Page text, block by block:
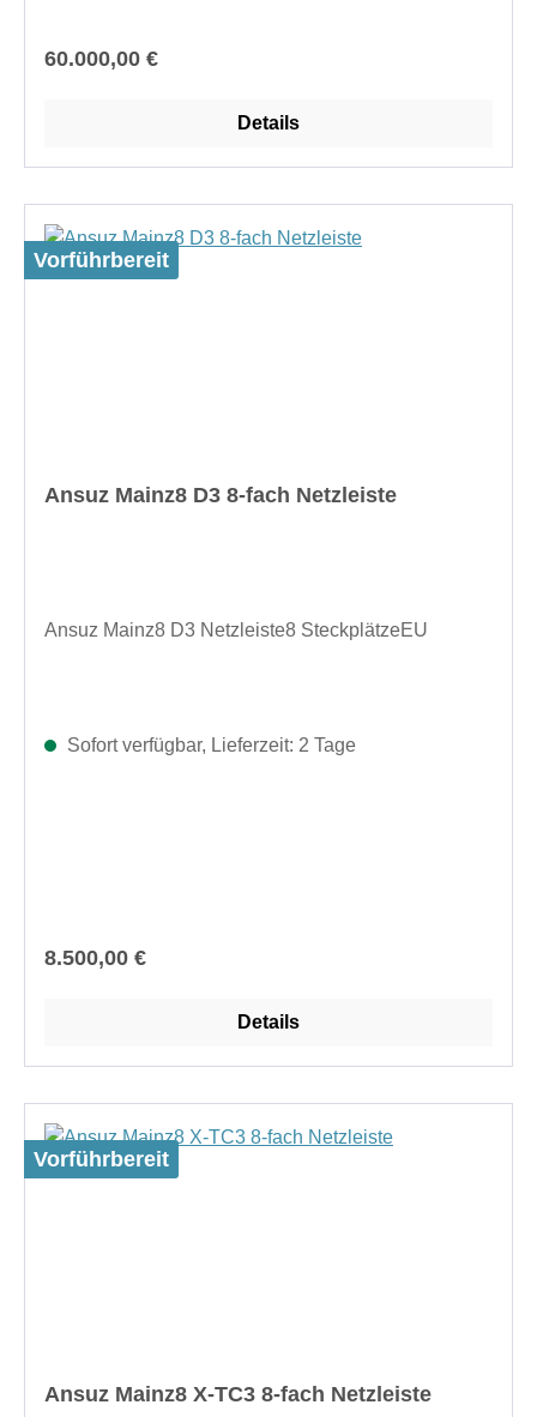
Regulärer Preis:
60.000,00 €
Details
Vorführbereit
Ansuz Mainz8 D3 8-fach Netzleiste
Ansuz Mainz8 D3 Netzleiste8 SteckplätzeEU
Sofort verfügbar, Lieferzeit: 2 Tage
Regulärer Preis:
8.500,00 €
Details
Vorführbereit
Ansuz Mainz8 X-TC3 8-fach Netzleiste